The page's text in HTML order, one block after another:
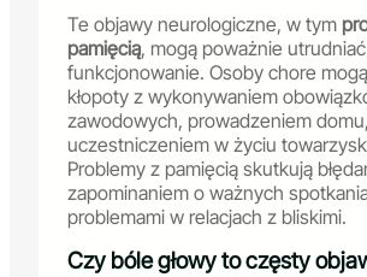
Te objawy neurologiczne, w tym
pamięcią, mogą poważnie
funkcjonowanie. Osoby chore
kłopoty z wykonywaniem
zawodowych, prowadzeniem
uczestniczeniem w życiu
Problemy z pamięcią skutkują
zapominaniem o ważnych
problemami w relacjach z bliskimi.
Czy bóle głowy to częsty